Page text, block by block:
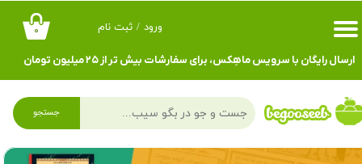
۰ ورود / ثبت نام
حساب کاربری من
تغییر گذر واژه
سفارشات
خروج از حساب کاربری
ارسال رایگان با سرویس ماهِکس، برای سفارشات بیش تر از ۲۵ میلیون تومان
جستجو